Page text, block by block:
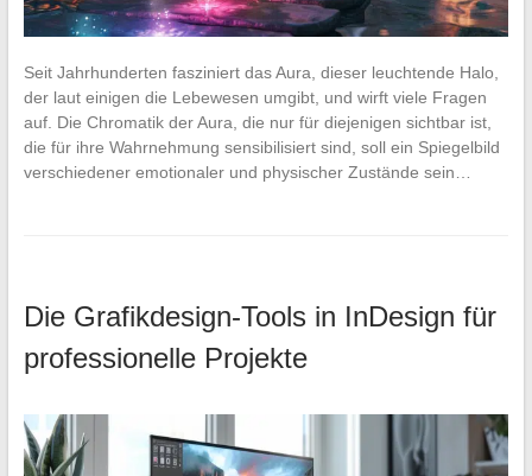
Seit Jahrhunderten fasziniert das Aura, dieser leuchtende Halo,
der laut einigen die Lebewesen umgibt, und wirft viele Fragen
auf. Die Chromatik der Aura, die nur für diejenigen sichtbar ist,
die für ihre Wahrnehmung sensibilisiert sind, soll ein Spiegelbild
verschiedener emotionaler und physischer Zustände sein…
Die Grafikdesign-Tools in InDesign für
professionelle Projekte